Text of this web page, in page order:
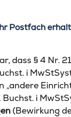
Postfach
dass § 4 Nr.
i
„andere
Buchst. i
(Bewirkung